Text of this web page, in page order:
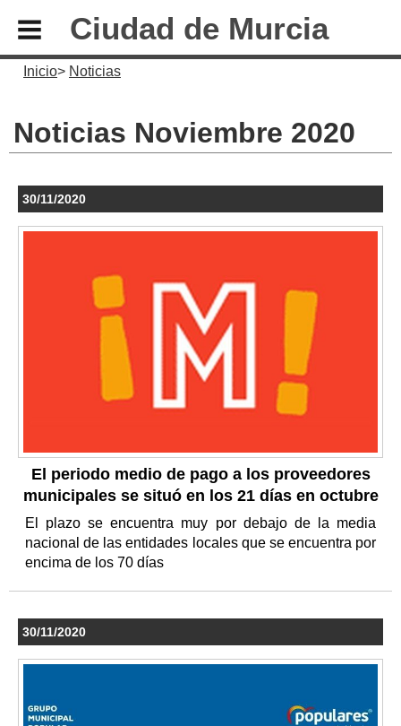
Ciudad de Murcia
Inicio Noticias
Noticias Noviembre 2020
30/11/2020
El periodo medio de pago a los proveedores
municipales se situó en los 21 días en octubre
El plazo se encuentra muy por debajo de la media
nacional de las entidades locales que se encuentra por
encima de los 70 días
30/11/2020